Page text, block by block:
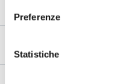
Preferenze
Statistiche
Ja
Kompatibel mit Mittelständer.